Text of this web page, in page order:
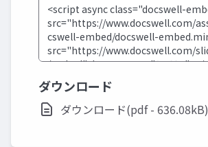
ダウンロード
ダウンロード(pdf - 636.08kB)